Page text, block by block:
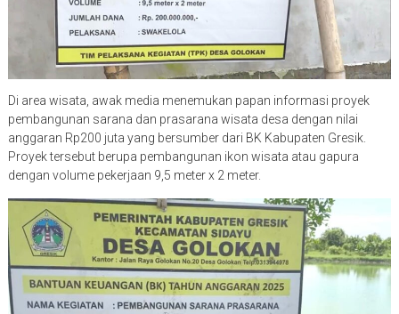
Di area wisata, awak media menemukan papan informasi proyek
pembangunan sarana dan prasarana wisata desa dengan nilai
anggaran Rp200 juta yang bersumber dari BK Kabupaten Gresik.
Proyek tersebut berupa pembangunan ikon wisata atau gapura
dengan volume pekerjaan 9,5 meter x 2 meter.